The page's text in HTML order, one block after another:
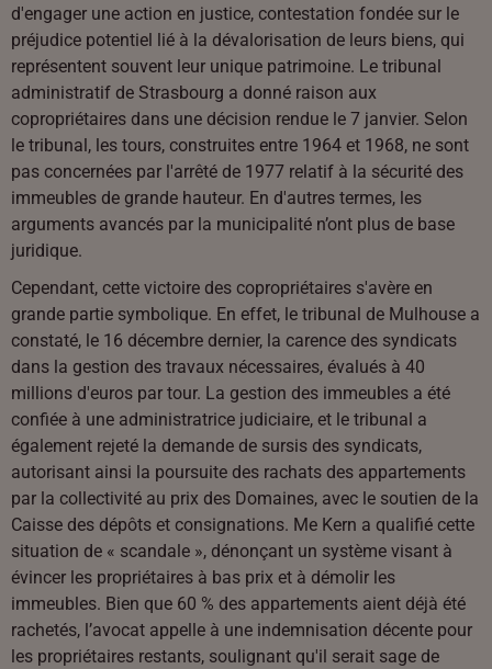
d'engager une action en justice, contestation fondée sur le
préjudice potentiel lié à la dévalorisation de leurs biens, qui
représentent souvent leur unique patrimoine. Le tribunal
administratif de Strasbourg a donné raison aux
copropriétaires dans une décision rendue le 7 janvier. Selon
le tribunal, les tours, construites entre 1964 et 1968, ne sont
pas concernées par l'arrêté de 1977 relatif à la sécurité des
immeubles de grande hauteur. En d'autres termes, les
arguments avancés par la municipalité n’ont plus de base
juridique.
Cependant, cette victoire des copropriétaires s'avère en
grande partie symbolique. En effet, le tribunal de Mulhouse a
constaté, le 16 décembre dernier, la carence des syndicats
dans la gestion des travaux nécessaires, évalués à 40
millions d'euros par tour. La gestion des immeubles a été
confiée à une administratrice judiciaire, et le tribunal a
également rejeté la demande de sursis des syndicats,
autorisant ainsi la poursuite des rachats des appartements
par la collectivité au prix des Domaines, avec le soutien de la
Caisse des dépôts et consignations. Me Kern a qualifié cette
situation de « scandale », dénonçant un système visant à
évincer les propriétaires à bas prix et à démolir les
immeubles. Bien que 60 % des appartements aient déjà été
rachetés, l’avocat appelle à une indemnisation décente pour
les propriétaires restants, soulignant qu'il serait sage de